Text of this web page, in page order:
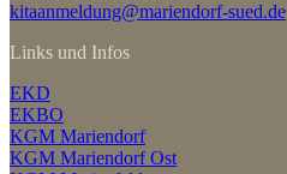
kitaanmeldung@mariendorf-sued.de
Links und Infos
EKD
EKBO
KGM Mariendorf
KGM Mariendorf Ost